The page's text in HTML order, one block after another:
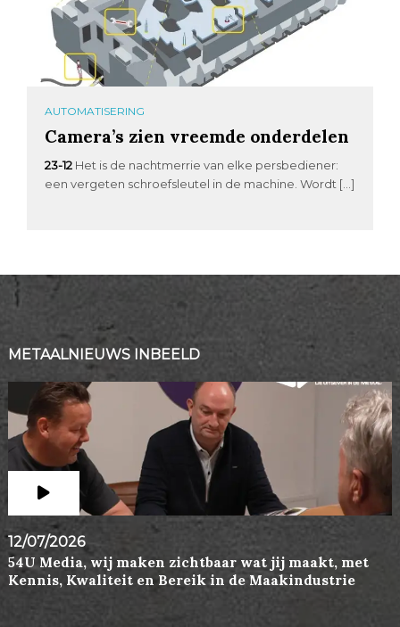
AUTOMATISERING
Camera’s zien vreemde onderdelen
23-12 Het is de nachtmerrie van elke persbediener:
een vergeten schroefsleutel in de machine. Wordt […]
METAALNIEUWS INBEELD
12/07/2026
54U Media, wij maken zichtbaar wat jij maakt, met
Kennis, Kwaliteit en Bereik in de Maakindustrie